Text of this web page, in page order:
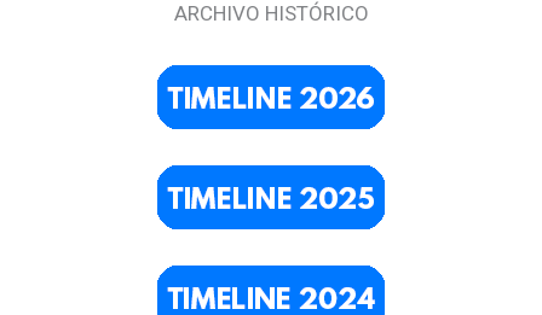
ARCHIVO HISTÓRICO